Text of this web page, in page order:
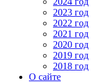
2023 год
2022 год
2021 год
2020 год
2019 год
2018 год
О сайте